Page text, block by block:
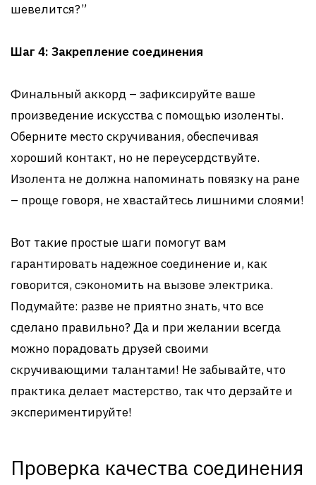
шевелится?”
Шаг 4: Закрепление соединения
Финальный аккорд – зафиксируйте ваше
произведение искусства с помощью изоленты.
Оберните место скручивания, обеспечивая
хороший контакт, но не переусердствуйте.
Изолента не должна напоминать повязку на ране
– проще говоря, не хвастайтесь лишними слоями!
Вот такие простые шаги помогут вам
гарантировать надежное соединение и, как
говорится, сэкономить на вызове электрика.
Подумайте: разве не приятно знать, что все
сделано правильно? Да и при желании всегда
можно порадовать друзей своими
скручивающими талантами! Не забывайте, что
практика делает мастерство, так что дерзайте и
экспериментируйте!
Проверка качества соединения